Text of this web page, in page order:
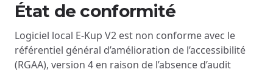
État de conformité
Logiciel local E-Kup V2 est non conforme avec le
référentiel général d’amélioration de l’accessibilité
(RGAA), version 4 en raison de l’absence d’audit